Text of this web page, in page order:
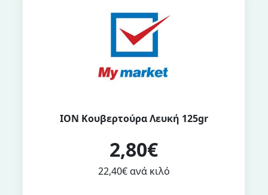
ΙΟΝ Κουβερτούρα Λευκή 125gr
2,80€
22,40€ ανά κιλό